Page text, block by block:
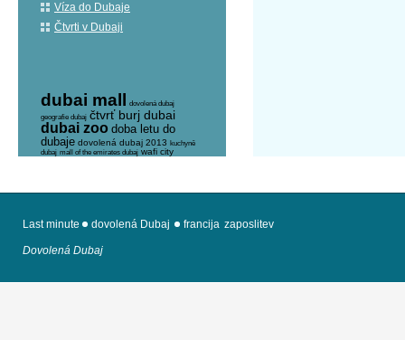
Víza do Dubaje
Čtvrti v Dubaji
dubai mall
dovolená dubaj
geografie dubaj čtvrť burj dubai
dubai zoo doba letu do
dubaje dovolená dubaj 2013 kuchyně
dubaj mall of the emirates dubaj wafi city
Last minute dovolená Dubaj francija zaposlitev
Dovolená Dubaj